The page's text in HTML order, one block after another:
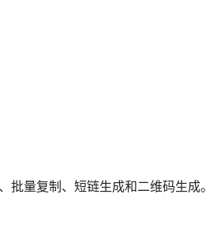
量复制、短链生成和二维码生成。